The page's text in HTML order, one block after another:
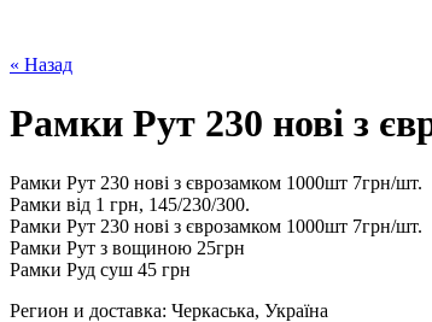
« Назад
Рамки Рут 230 нові з
Рамки Рут 230 нові з єврозамком 1000шт 7грн/шт.
Рамки від 1 грн, 145/230/300.
Рамки Рут 230 нові з єврозамком 1000шт 7грн/шт.
Рамки Рут з вощиною 25грн
Рамки Руд суш 45 грн
Регион и доставка: Черкаська, Україна